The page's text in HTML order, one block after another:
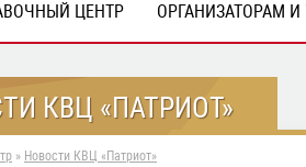
ЦЕНТР ОРГАНИЗАТОРАМ
КВЦ «ПАТРИОТ»
» Новости КВЦ «Патриот»